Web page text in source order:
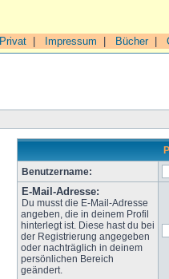
Privat Impressum Bücher|
Benutzername:
E-Mail-Adresse:
Du musst die E-Mail-Adresse
angeben, die in deinem Profil
hinterlegt ist. Diese hast du bei
der Registrierung angegeben
oder nachträglich in deinem
persönlichen Bereich
geändert.